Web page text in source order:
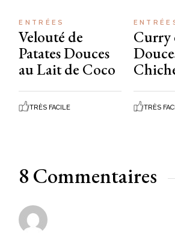
ENTRÉES
Velouté de
Patates Douces
au Lait de Coco
TRÈS FACILE
Curry
TRÈS
8 Commentaires